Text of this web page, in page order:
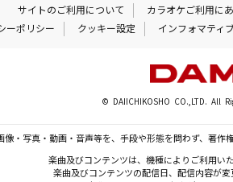
サイトのご利用について カラオケご利用に
ーポリシー クッキー設定 インフォマティ
© DAIICHIKOSHO CO.,LTD. All
像・写真・動画・音声等を、手段や形態を問わず、著
楽曲及びコンテンツは、機種によりご利用い
楽曲及びコンテンツの配信日、配信内容が変